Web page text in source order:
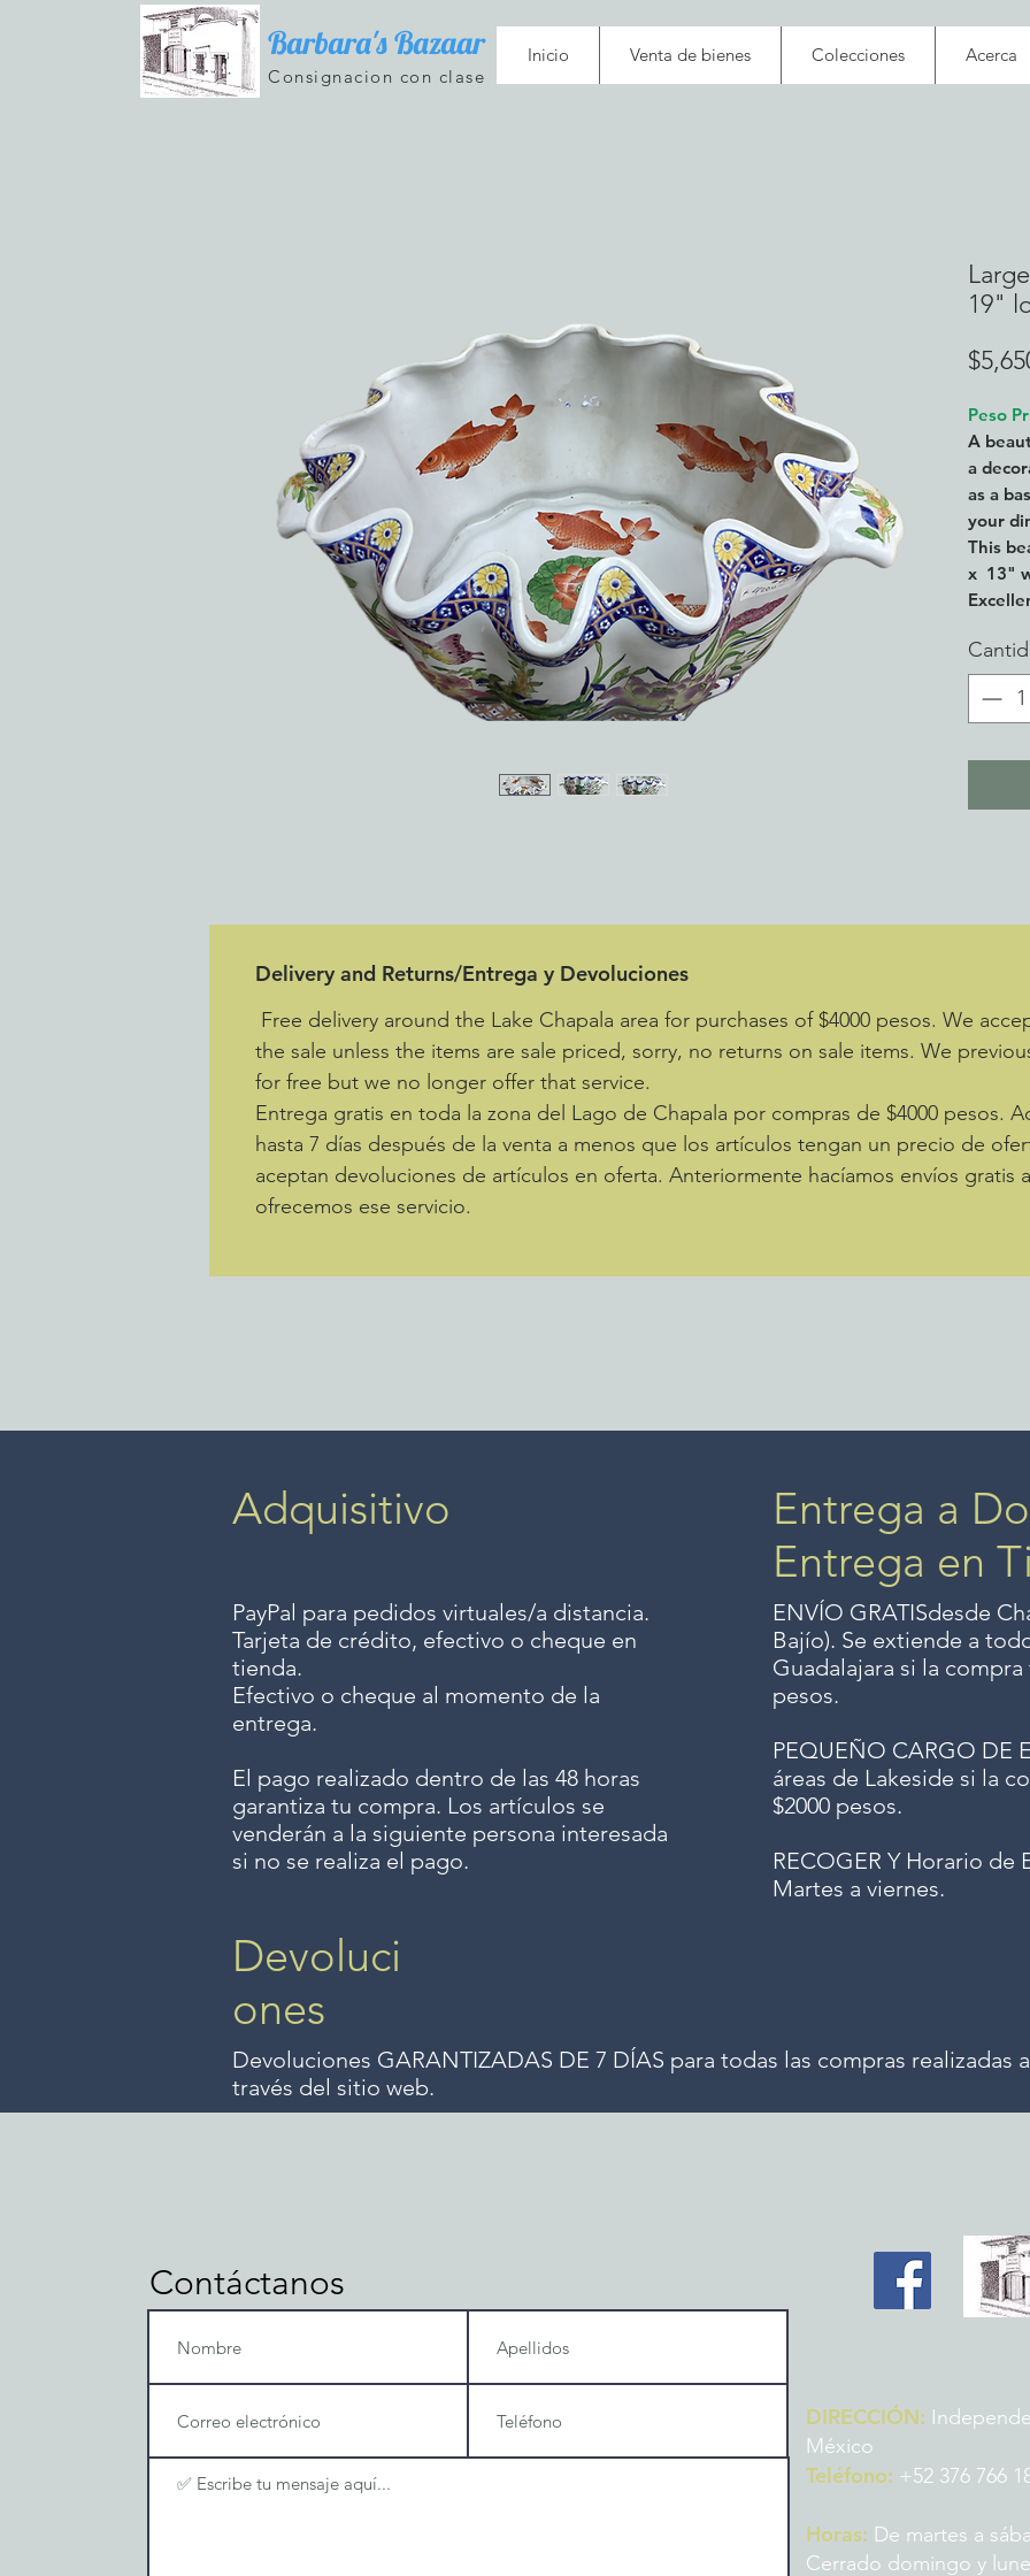
Barbara's Bazaar
Consignacion con clase
Inicio Venta de bienes Colecciones Acerca
19"
Peso
A
a
as a
your
This
x 13"
word,
or a
plants
Delivery and Returns/Entrega y Devoluciones
Free delivery around the Lake Chapala area for purchases of $4000 pesos. We
the sale unless the items are sale priced, sorry, no returns on sale items. We
for free but we no longer offer that service.
Entrega gratis en toda la zona del Lago de Chapala por compras de $4000 pesos.
hasta 7 días después de la venta a menos que los artículos tengan un precio de
aceptan devoluciones de artículos en oferta. Anteriormente hacíamos envíos gratis
ofrecemos ese servicio.
Adquisitivo
PayPal para pedidos virtuales/a distancia.
Tarjeta de crédito, efectivo o cheque en
tienda.
Efectivo o cheque al momento de la
entrega.
El pago realizado dentro de las 48 horas
garantiza tu compra. Los artículos se
venderán a la siguiente persona interesada
si no se realiza el pago.
Entrega a
Entrega en
ENVÍO GRATISdesde
Bajío). Se extiende a
Guadalajara si la
pesos.
PEQUEÑO CARGO DE
áreas de Lakeside si la
$2000 pesos.
RECOGER Y Horario de
Martes a viernes.
Devoluci
ones
Devoluciones GARANTIZADAS DE 7 DÍAS para todas las compras realizadas a
través del sitio web.
Contáctanos
DIRECCIÓN:
México
Teléfono: +52 376 766
Horas: De martes a
Cerrado domingo y